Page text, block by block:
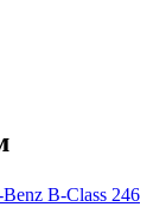
Benz B-Class 246